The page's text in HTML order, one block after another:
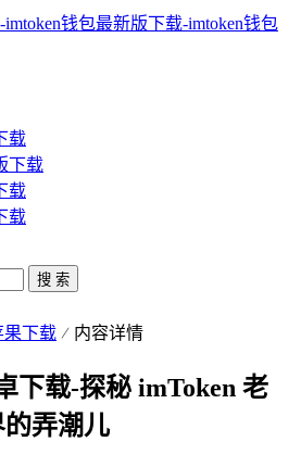
载
下载
载
载
搜 索
果下载 内容详情
下载-探秘 imToken 老
弄潮儿